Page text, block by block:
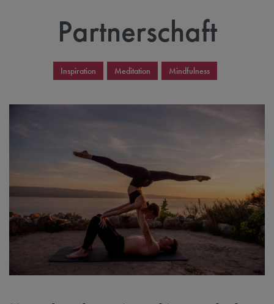
Partnerschaft
Inspiration Meditation Mindfulness